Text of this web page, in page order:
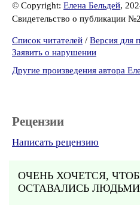
© Copyright: Елена Бельдей,
Свидетельство о публикации
Список читателей / Версия для
Заявить о нарушении
Другие произведения автора
Рецензии
Написать рецензию
ОЧЕНЬ ХОЧЕТСЯ,
ОСТАВАЛИСЬ